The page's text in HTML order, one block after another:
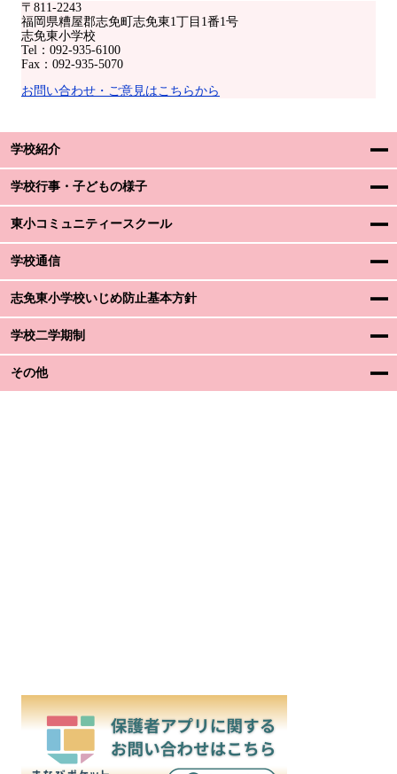
〒811-2243
福岡県糟屋郡志免町志免東1丁目1番1号
志免東小学校
Tel：092-935-6100
Fax：092-935-5070
お問い合わせ・ご意見はこちらから
学校紹介
学校行事・子どもの様子
東小コミュニティースクール
学校通信
志免東小学校いじめ防止基本方針
学校二学期制
その他